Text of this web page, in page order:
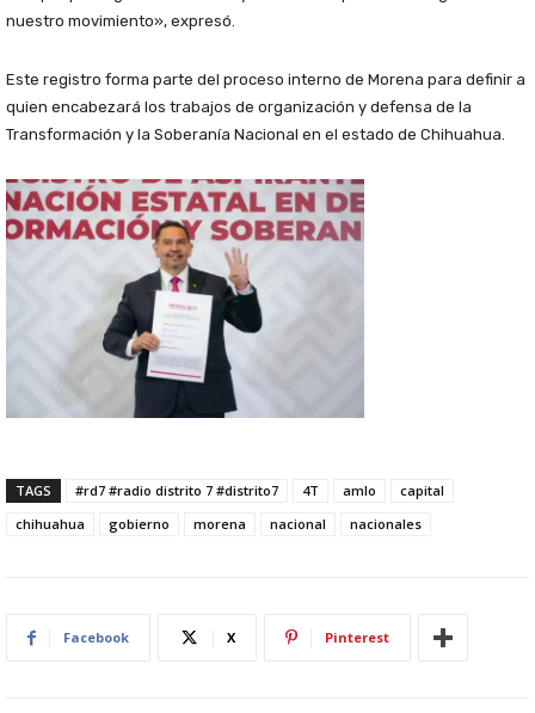
nuestro movimiento», expresó.
Este registro forma parte del proceso interno de Morena para definir a
quien encabezará los trabajos de organización y defensa de la
Transformación y la Soberanía Nacional en el estado de Chihuahua.
TAGS #rd7 #radio distrito 7 #distrito7 4T amlo
capital
chihuahua
gobierno morena nacional nacionales
Facebook X Pinterest